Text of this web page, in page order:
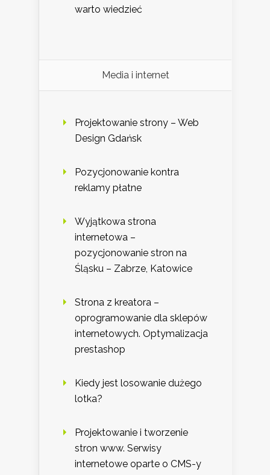
warto wiedzieć
Media i internet
Projektowanie strony – Web
Design Gdańsk
Pozycjonowanie kontra
reklamy płatne
Wyjątkowa strona
internetowa –
pozycjonowanie stron na
Śląsku – Zabrze, Katowice
Strona z kreatora –
oprogramowanie dla sklepów
internetowych. Optymalizacja
prestashop
Kiedy jest losowanie dużego
lotka?
Projektowanie i tworzenie
stron www. Serwisy
internetowe oparte o CMS-y